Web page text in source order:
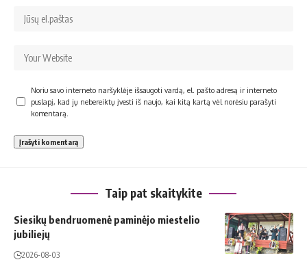
Noriu savo interneto naršyklėje išsaugoti vardą, el. pašto adresą ir interneto
puslapį, kad jų nebereiktų įvesti iš naujo, kai kitą kartą vėl norėsiu parašyti
komentarą.
Taip pat skaitykite
Siesikų bendruomenė paminėjo miestelio
jubiliejų
2026-08-03